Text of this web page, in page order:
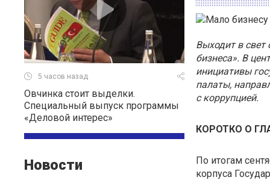
5 часов назад
Овчинка стоит выделки.
Специальный выпуск программы
«Деловой интерес»
Новости
Выходит в свет
бизнеса». В
инициативы
палаты,
с коррупцией.
КОРОТКО О
По итогам
корпуса